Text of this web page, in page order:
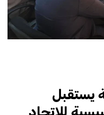
يستقبل